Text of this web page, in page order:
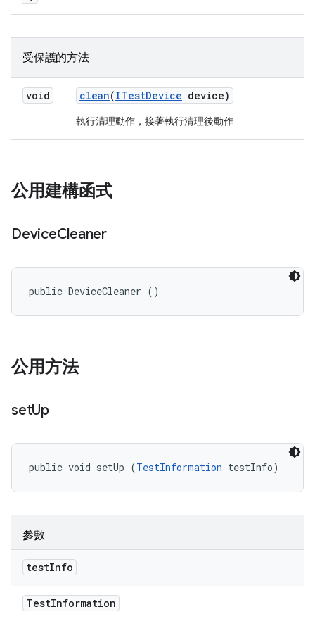
受保護的方法
void clean(ITestDevice device)
執行清理動作，接著執行清理後動作
公用建構函式
DeviceCleaner
public DeviceCleaner ()
公用方法
setUp
public void setUp (TestInformation testInfo)
參數
testInfo
TestInformation